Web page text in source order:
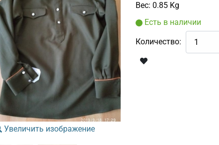
Увеличить изображение
Вес: 0.85 Kg
Есть в наличии
Количество: